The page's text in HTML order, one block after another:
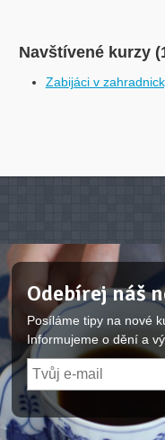
Navštívené kurzy
Zabijáci v
Odebírej náš
Posíláme tipy na nové
Informujeme o dění a